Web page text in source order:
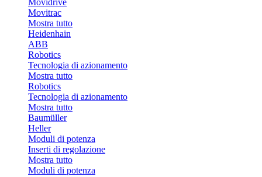
Movidrive
Movitrac
Mostra tutto
Heidenhain
ABB
Robotics
Tecnologia di azionamento
Mostra tutto
Robotics
Tecnologia di azionamento
Mostra tutto
Baumüller
Heller
Moduli di potenza
Inserti di regolazione
Mostra tutto
Moduli di potenza